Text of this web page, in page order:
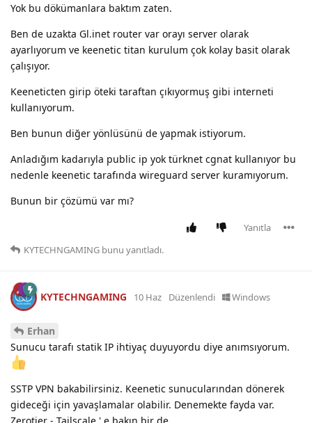
Yok bu dökümanlara baktım zaten.
Ben de uzakta Gl.inet router var orayı server olarak
ayarlıyorum ve keenetic titan kurulum çok kolay basit olarak
çalışıyor.
Keeneticten girip öteki taraftan çıkıyormuş gibi interneti
kullanıyorum.
Ben bunun diğer yönlüsünü de yapmak istiyorum.
Anladığım kadarıyla public ip yok türknet cgnat kullanıyor bu
nedenle keenetic tarafında wireguard server kuramıyorum.
Bunun bir çözümü var mı?
Yanıtla
KYTECHNGAMING bunu yanıtladı.
KYTECHNGAMING 10 Haz Düzenlendi Windows
Erhan
Sunucu tarafı statik IP ihtiyaç duyuyordu diye anımsıyorum.
SSTP VPN bakabilirsiniz. Keenetic sunucularından dönerek
gideceği için yavaşlamalar olabilir. Denemekte fayda var.
Zerotier - Tailscale ' e bakın bir de.